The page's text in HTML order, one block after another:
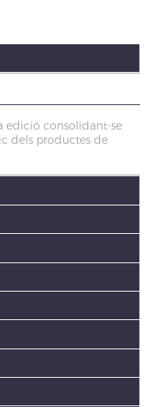
edició consolidant-se
dels productes de